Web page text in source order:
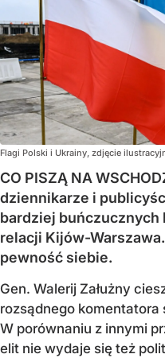
Flagi Polski i Ukrainy, zdjęcie
CO PISZĄ NA
dziennikarze i
bardziej buńczucznych
relacji Kijów-
pewność siebie.
Gen. Walerij Załużny
rozsądnego komentatora
W porównaniu z innymi
elit nie wydaje się też